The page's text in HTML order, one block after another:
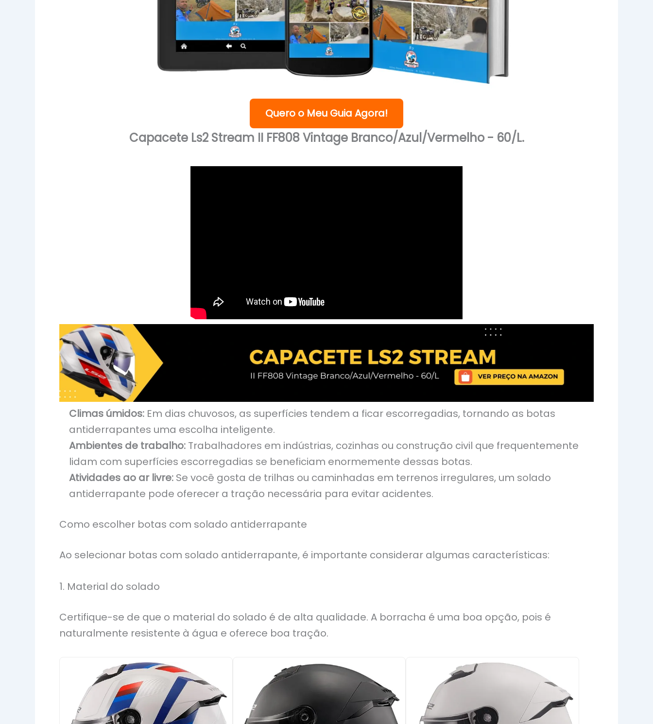
Quero o Meu Guia Agora!
Capacete Ls2 Stream II FF808 Vintage Branco/Azul/Vermelho - 60/L.
Climas úmidos: Em dias chuvosos, as superfícies tendem a ficar escorregadias, tornando as botas
antiderrapantes uma escolha inteligente.
Ambientes de trabalho: Trabalhadores em indústrias, cozinhas ou construção civil que frequentemente
lidam com superfícies escorregadias se beneficiam enormemente dessas botas.
Atividades ao ar livre: Se você gosta de trilhas ou caminhadas em terrenos irregulares, um solado
antiderrapante pode oferecer a tração necessária para evitar acidentes.
Como escolher botas com solado antiderrapante
Ao selecionar botas com solado antiderrapante, é importante considerar algumas características:
1. Material do solado
Certifique-se de que o material do solado é de alta qualidade. A borracha é uma boa opção, pois é
naturalmente resistente à água e oferece boa tração.